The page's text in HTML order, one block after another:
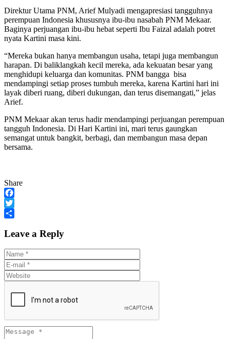
Direktur Utama PNM, Arief Mulyadi mengapresiasi tangguhnya
perempuan Indonesia khususnya ibu-ibu nasabah PNM Mekaar.
Baginya perjuangan ibu-ibu hebat seperti Ibu Faizal adalah potret
nyata Kartini masa kini.
“Mereka bukan hanya membangun usaha, tetapi juga membangun
harapan. Di baliklangkah kecil mereka, ada kekuatan besar yang
menghidupi keluarga dan komunitas. PNM bangga bisa
mendampingi setiap proses tumbuh mereka, karena Kartini hari ini
layak diberi ruang, diberi dukungan, dan terus disemangati,” jelas
Arief.
PNM Mekaar akan terus hadir mendampingi perjuangan perempuan
tangguh Indonesia. Di Hari Kartini ini, mari terus gaungkan
semangat untuk bangkit, berbagi, dan membangun masa depan
bersama.
Share
Facebook
Twitter
Leave a Reply